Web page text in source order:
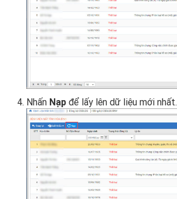
Nhấn Nạp để lấy lên dữ liệu mới nhất.